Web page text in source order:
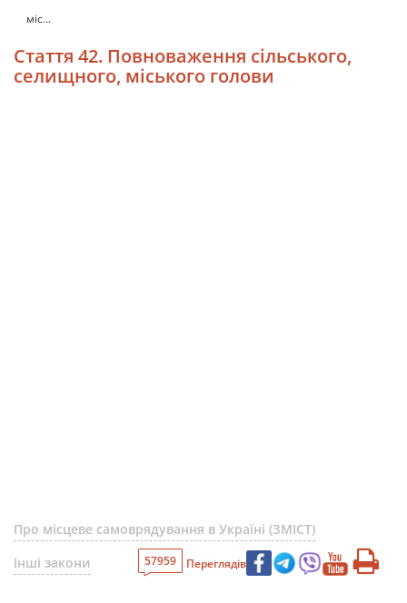
міс...
Стаття 42. Повноваження сільського,
селищного, міського голови
Про місцеве самоврядування в Україні (ЗМІСТ)
Інші закони
57959 Переглядів